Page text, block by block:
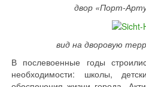
двор «Порт-
вид на дворовую
В послевоенные годы
необходимости: школы,